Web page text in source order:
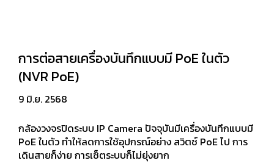
การต่อสายเครื่องบันทึกแบบมี PoE ในตัว
(NVR PoE)
9 มิ.ย. 2568
กล้องวงจรปิดระบบ IP Camera ปัจจุบันมีเครื่องบันทึกแบบมี
PoE ในตัว ทำให้ลดการใช้อุปกรณ์อย่าง สวิตช์ PoE ไป การ
เดินสายก็ง่าย การเซ็ตระบบก็ไม่ยุ่งยาก